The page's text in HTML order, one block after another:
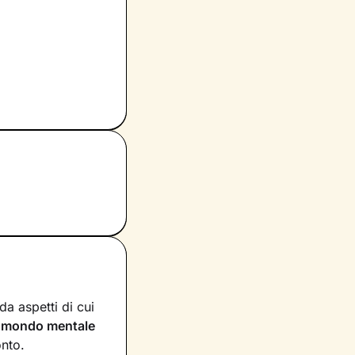
aspetti di cui
mondo mentale